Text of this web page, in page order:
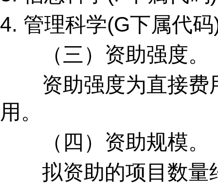
4. 管理科学(G下属代码
（三）资助强度。
资助强度为直接费
用。
（四）资助规模。
拟资助的项目数量